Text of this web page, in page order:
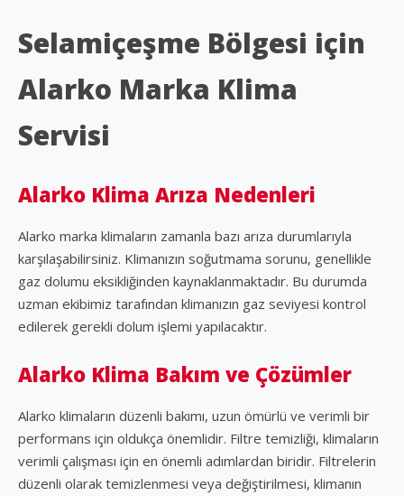
Selamiçeşme Bölgesi için
Alarko Marka Klima
Servisi
Alarko Klima Arıza Nedenleri
Alarko marka klimaların zamanla bazı arıza durumlarıyla
karşılaşabilirsiniz. Klimanızın soğutmama sorunu, genellikle
gaz dolumu eksikliğinden kaynaklanmaktadır. Bu durumda
uzman ekibimiz tarafından klimanızın gaz seviyesi kontrol
edilerek gerekli dolum işlemi yapılacaktır.
Alarko Klima Bakım ve Çözümler
Alarko klimaların düzenli bakımı, uzun ömürlü ve verimli bir
performans için oldukça önemlidir. Filtre temizliği, klimaların
verimli çalışması için en önemli adımlardan biridir. Filtrelerin
düzenli olarak temizlenmesi veya değiştirilmesi, klimanın